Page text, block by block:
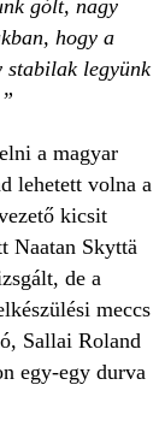
gólt, nagy
hogy a
stabilak legyünk
a magyar
lehetett volna a
kicsit
Naatan Skyttä
de a
meccs
Sallai Roland
egy-egy durva